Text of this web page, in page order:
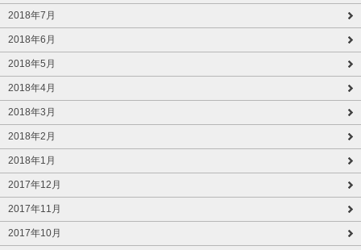
2018年7月
2018年6月
2018年5月
2018年4月
2018年3月
2018年2月
2018年1月
2017年12月
2017年11月
2017年10月